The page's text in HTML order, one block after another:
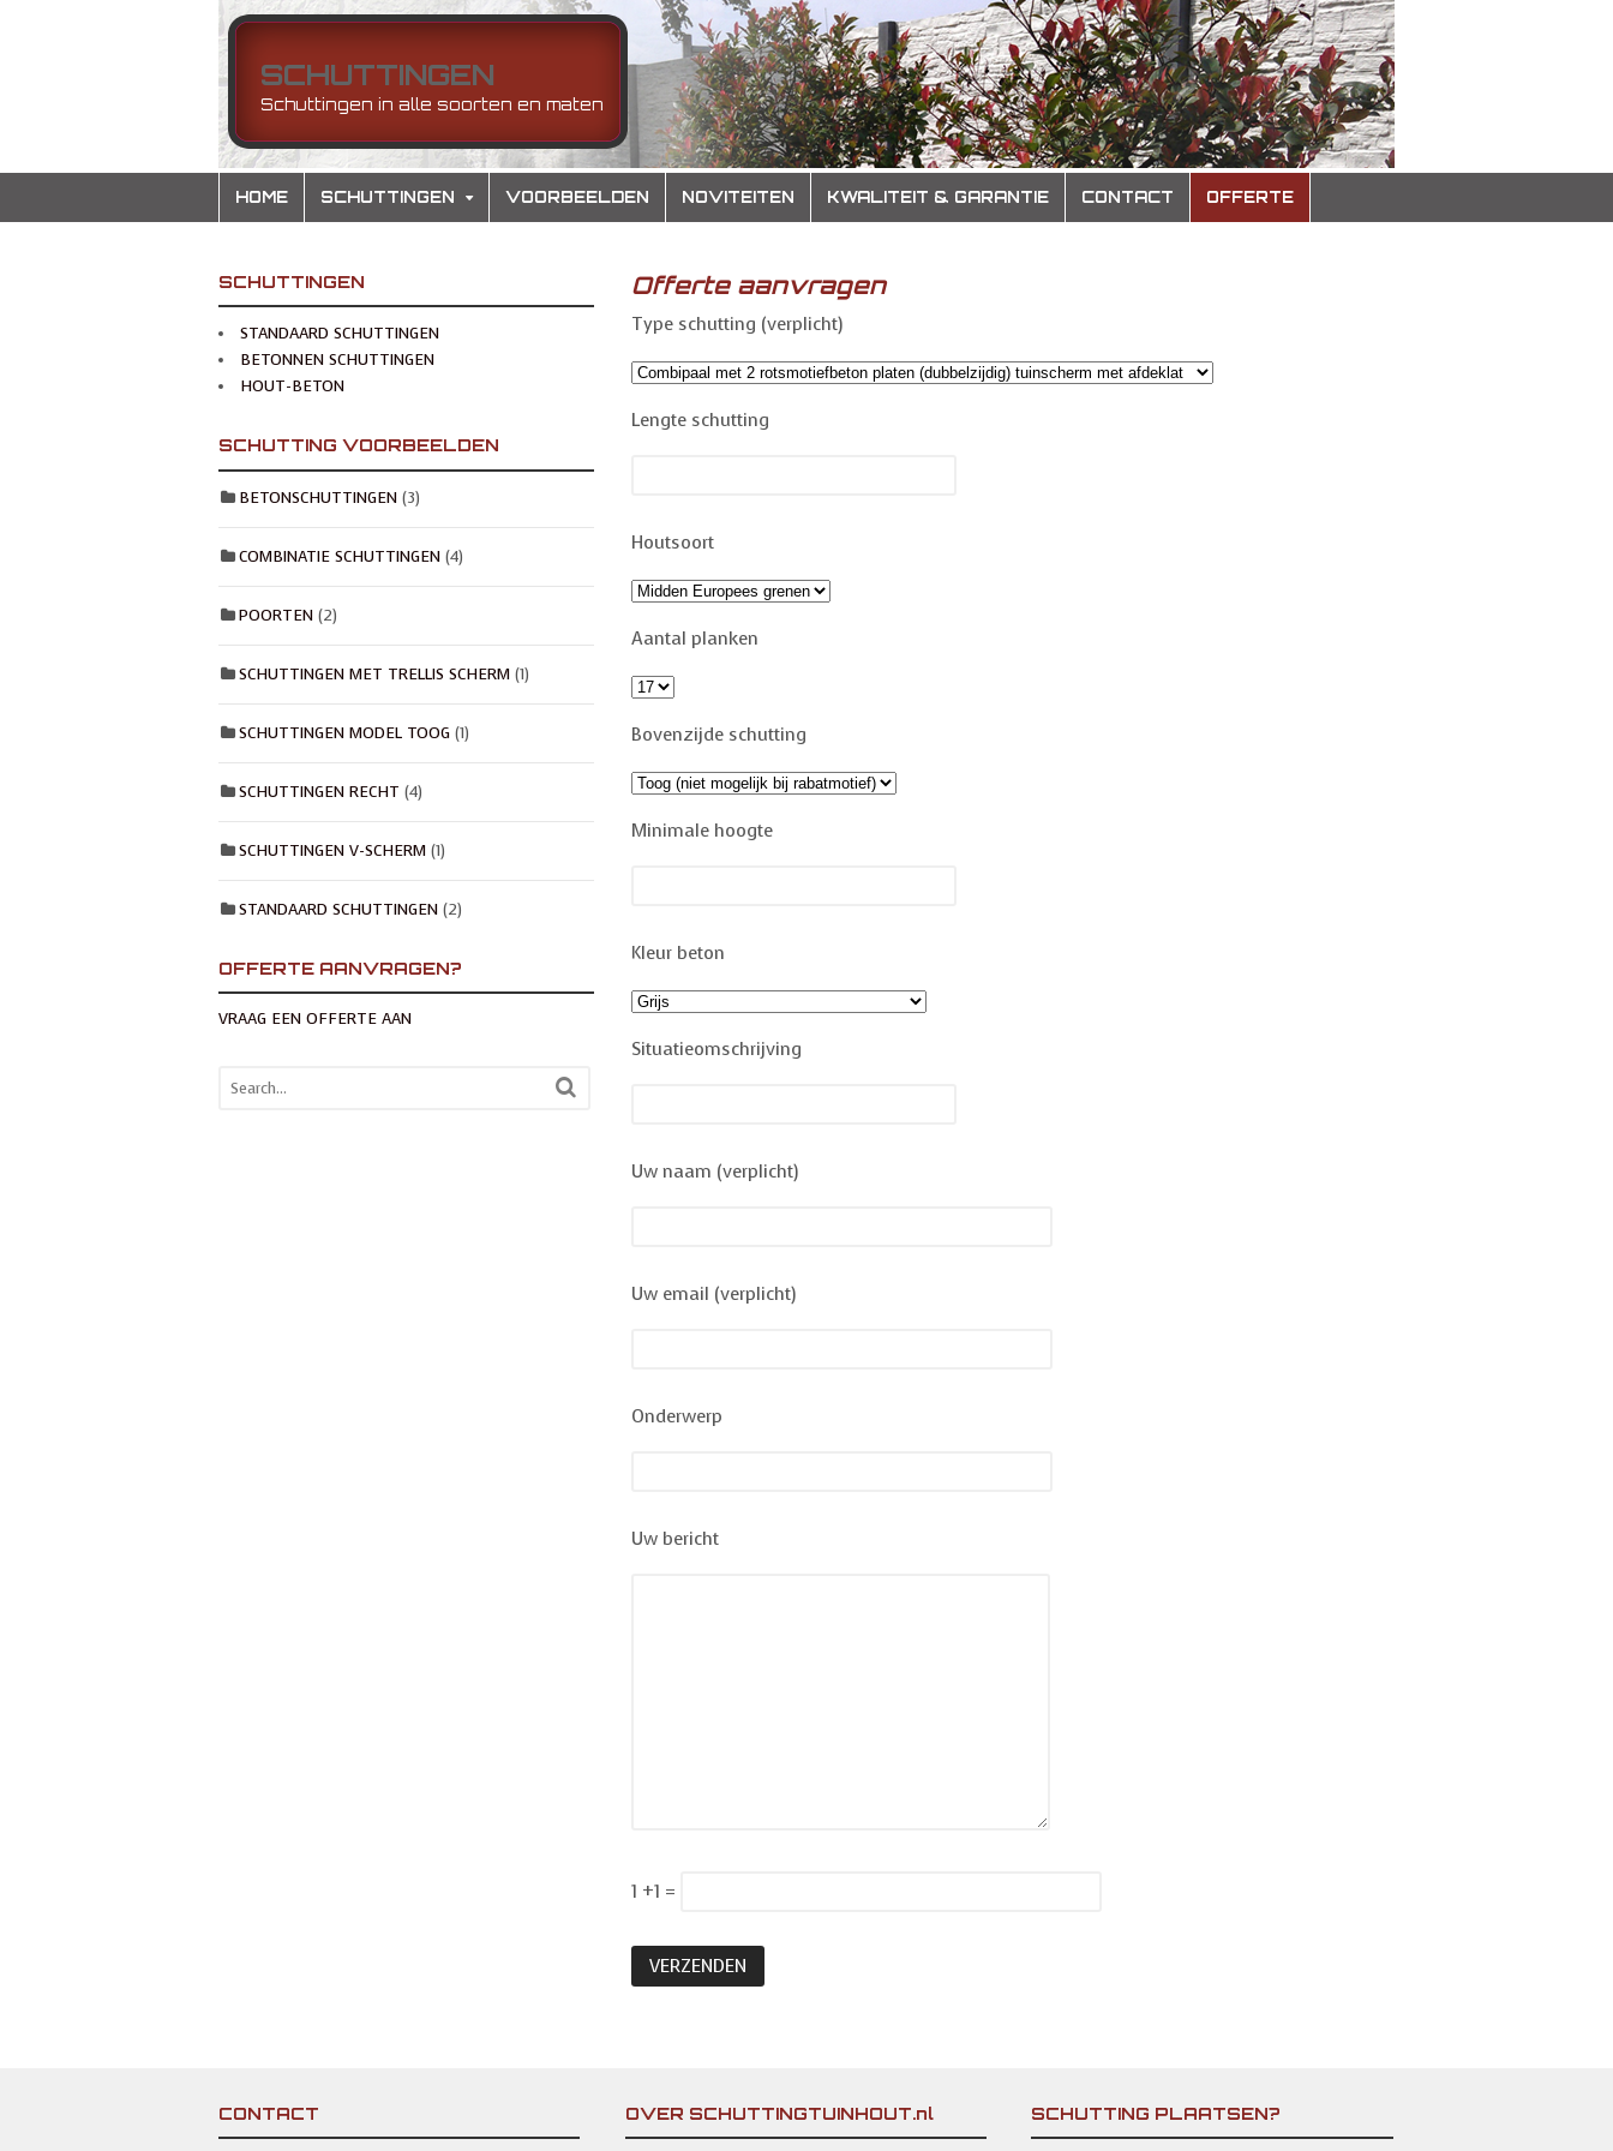
SCHUTTINGEN
Schuttingen in alle soorten en maten
HOME SCHUTTINGEN VOORBEELDEN NOVITEITEN KWALITEIT & GARANTIE CONTACT OFFERTE
Offerte aanvragen
Type schutting (verplicht)
Lengte schutting
Houtsoort
Aantal planken
Bovenzijde schutting
Minimale hoogte
Kleur beton
Situatieomschrijving
Uw naam (verplicht)
Uw email (verplicht)
Onderwerp
Uw bericht
1 +1 =
SCHUTTINGEN
STANDAARD SCHUTTINGEN
BETONNEN SCHUTTINGEN
HOUT-BETON
SCHUTTING VOORBEELDEN
BETONSCHUTTINGEN(3)
COMBINATIE SCHUTTINGEN(4)
POORTEN(2)
SCHUTTINGEN MET TRELLIS SCHERM(1)
SCHUTTINGEN MODEL TOOG(1)
SCHUTTINGEN RECHT (4)
SCHUTTINGEN V-SCHERM(1)
STANDAARD SCHUTTINGEN(2)
OFFERTE AANVRAGEN?
VRAAG EEN OFFERTE AAN
CONTACT OVER SCHUTTINGTUINHOUT.nl SCHUTTING PLAATSEN?